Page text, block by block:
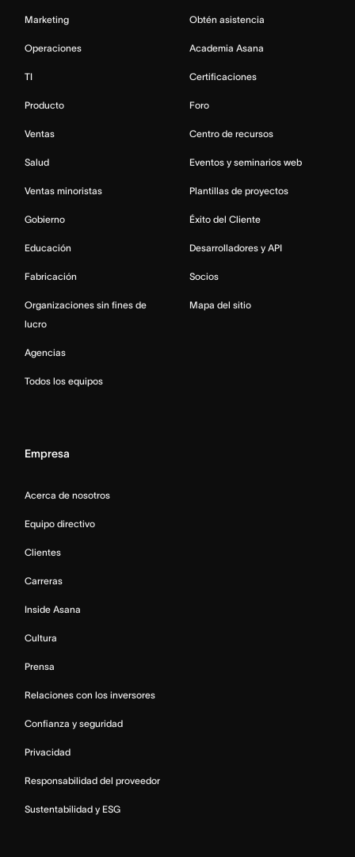
Marketing
Operaciones
TI
Producto
Ventas
Salud
Ventas minoristas
Gobierno
Educación
Fabricación
Organizaciones sin fines de
lucro
Agencias
Todos los equipos
Obtén asistencia
Academia Asana
Certificaciones
Foro
Centro de recursos
Eventos y seminarios web
Plantillas de proyectos
Éxito del Cliente
Desarrolladores y API
Socios
Mapa del sitio
Empresa
Acerca de nosotros
Equipo directivo
Clientes
Carreras
Inside Asana
Cultura
Prensa
Relaciones con los inversores
Confianza y seguridad
Privacidad
Responsabilidad del proveedor
Sustentabilidad y ESG